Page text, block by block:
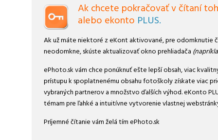
Ak chcete pokračovať v čítaní
alebo ekonto PLUS.
Ak už máte niektoré z eKont aktivované, pre odomknutie
neodomkne, skúste aktualizovať okno prehliadača
ePhoto.sk vám chce ponúknuť ešte lepší obsah, viac
prístupu k spoplatnenému obsahu fotoškoly získate viac
vybraných partnerov a množstvo ďalších výhod. eKonto
témam pre ľahké a intuitívne vytvorenie vlastnej
Príjemné čítanie vám želá tím ePhoto.sk